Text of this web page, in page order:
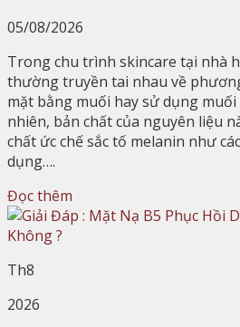
05/08/2026
Trong chu trình skincare tại nhà
thường truyền tai nhau về
mặt bằng muối hay sử dụng
nhiên, bản chất của nguyên liệu
chất ức chế sắc tố melanin như
dụng….
Đọc thêm
Th8
2026